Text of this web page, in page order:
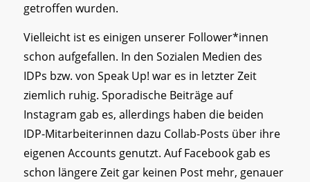
getroffen wurden.
Vielleicht ist es einigen unserer Follower*innen
schon aufgefallen. In den Sozialen Medien des
IDPs bzw. von Speak Up! war es in letzter Zeit
ziemlich ruhig. Sporadische Beiträge auf
Instagram gab es, allerdings haben die beiden
IDP-Mitarbeiterinnen dazu Collab-Posts über ihre
eigenen Accounts genutzt. Auf Facebook gab es
schon längere Zeit gar keinen Post mehr, genauer